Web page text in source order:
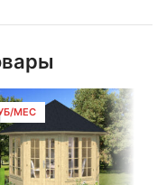
МЕС